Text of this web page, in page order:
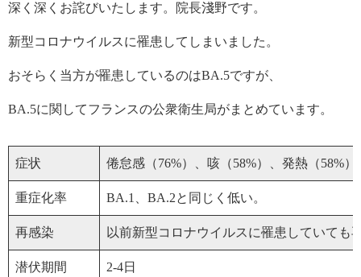
深く深くお詫びいたします。院長淺野です。
新型コロナウイルスに罹患してしまいました。
おそらく当方が罹患しているのはBA.5ですが、
BA.5に関してフランスの公衆衛生局がまとめています。
症状 倦怠感（76%）、咳（58%）、発熱（58%
重症化率 BA.1、BA.2と同じく低い。
再感染 以前新型コロナウイルスに罹患していても
潜伏期間 2-4日